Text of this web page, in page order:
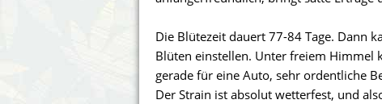
Barney´s Farm
Blimburn Seeds
Female Seeds
G13 Labs
Die Blütezeit dauert 77-84 Tage. Dann
Blüten einstellen. Unter freiem Himmel
gerade für eine Auto, sehr ordentliche
Der Strain ist absolut wetterfest, und